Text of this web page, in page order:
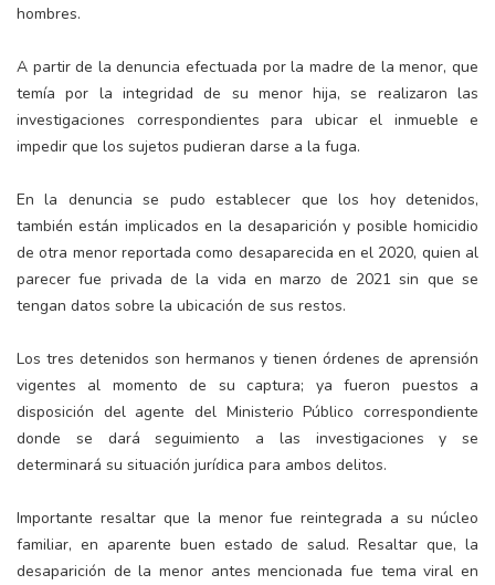
hombres.
A partir de la denuncia efectuada por la madre de la menor, que
temía por la integridad de su menor hija, se realizaron las
investigaciones correspondientes para ubicar el inmueble e
impedir que los sujetos pudieran darse a la fuga.
En la denuncia se pudo establecer que los hoy detenidos,
también están implicados en la desaparición y posible homicidio
de otra menor reportada como desaparecida en el 2020, quien al
parecer fue privada de la vida en marzo de 2021 sin que se
tengan datos sobre la ubicación de sus restos.
Los tres detenidos son hermanos y tienen órdenes de aprensión
vigentes al momento de su captura; ya fueron puestos a
disposición del agente del Ministerio Público correspondiente
donde se dará seguimiento a las investigaciones y se
determinará su situación jurídica para ambos delitos.
Importante resaltar que la menor fue reintegrada a su núcleo
familiar, en aparente buen estado de salud. Resaltar que, la
desaparición de la menor antes mencionada fue tema viral en